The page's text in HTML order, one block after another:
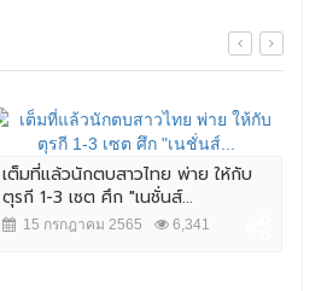
เต็มที่แล้วนักตบสาวไทย พ่าย ให้กับ
ตุรกี 1-3 เซต ศึก "เนชั่นส์...
15 กรกฎาคม 2565 6,341